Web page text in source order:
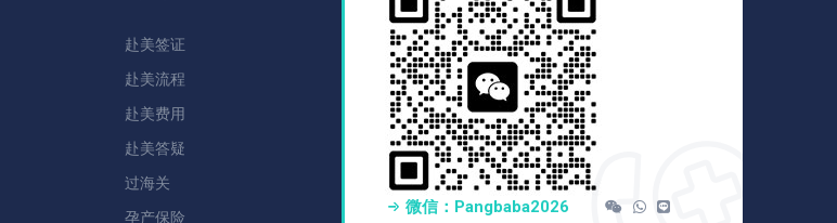
赴美签证
赴美流程
赴美费用
赴美答疑
过海关
孕产保险
微信：pangbaba2026